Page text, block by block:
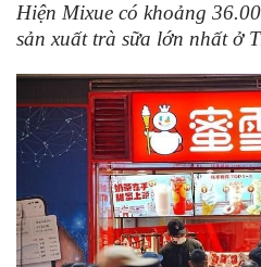
Hiện Mixue có khoảng
sản xuất trà sữa lớn nhất ở